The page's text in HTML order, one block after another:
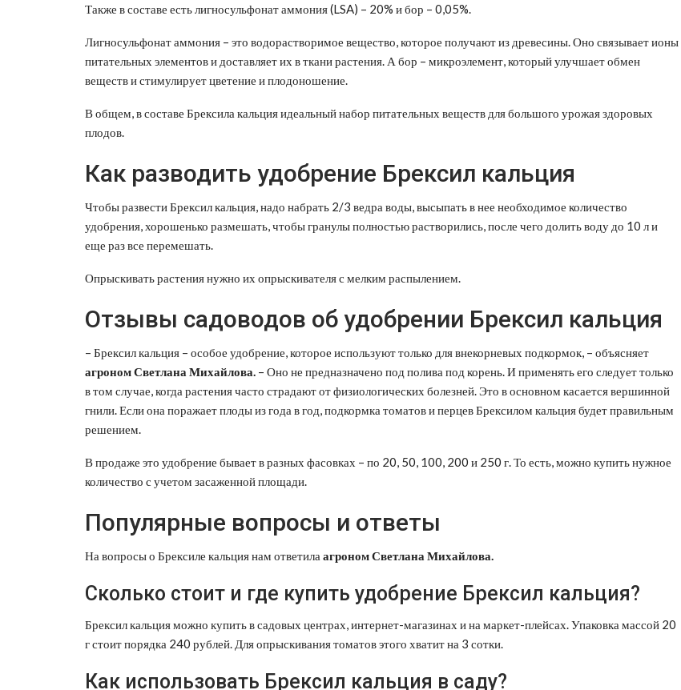
Также в составе есть лигносульфонат аммония (LSA) – 20% и бор – 0,05%.
Лигносульфонат аммония – это водорастворимое вещество, которое получают из древесины. Оно связывает ионы
питательных элементов и доставляет их в ткани растения. А бор – микроэлемент, который улучшает обмен
веществ и стимулирует цветение и плодоношение.
В общем, в составе Брексила кальция идеальный набор питательных веществ для большого урожая здоровых
плодов.
Как разводить удобрение Брексил кальция
Чтобы развести Брексил кальция, надо набрать 2/3 ведра воды, высыпать в нее необходимое количество
удобрения, хорошенько размешать, чтобы гранулы полностью растворились, после чего долить воду до 10 л и
еще раз все перемешать.
Опрыскивать растения нужно их опрыскивателя с мелким распылением.
Отзывы садоводов об удобрении Брексил кальция
– Брексил кальция – особое удобрение, которое используют только для внекорневых подкормок, – объясняет
агроном Светлана Михайлова. – Оно не предназначено под полива под корень. И применять его следует только
в том случае, когда растения часто страдают от физиологических болезней. Это в основном касается вершинной
гнили. Если она поражает плоды из года в год, подкормка томатов и перцев Брексилом кальция будет правильным
решением.
В продаже это удобрение бывает в разных фасовках – по 20, 50, 100, 200 и 250 г. То есть, можно купить нужное
количество с учетом засаженной площади.
Популярные вопросы и ответы
На вопросы о Брексиле кальция нам ответила агроном Светлана Михайлова.
Сколько стоит и где купить удобрение Брексил кальция?
Брексил кальция можно купить в садовых центрах, интернет-магазинах и на маркет-плейсах. Упаковка массой 20
г стоит порядка 240 рублей. Для опрыскивания томатов этого хватит на 3 сотки.
Как использовать Брексил кальция в саду?